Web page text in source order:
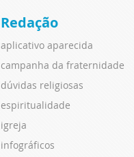
Redação
aplicativo aparecida
campanha da fraternidade
dúvidas religiosas
espiritualidade
igreja
infográficos